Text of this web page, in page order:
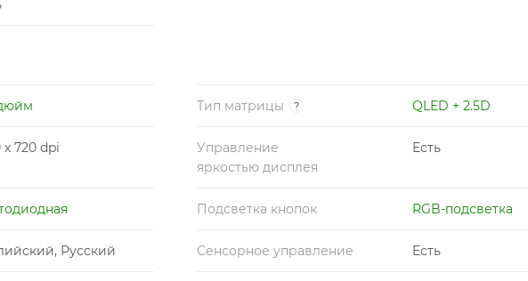
Тип матрицы ? QLED + 2.5D
x 720 dpi
Управление
яркостью дисплея
Есть
Подсветка кнопок RGB-подсветка
Русский Сенсорное управление Есть